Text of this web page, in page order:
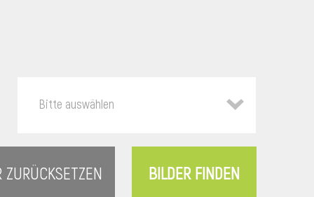
Bitte auswählen